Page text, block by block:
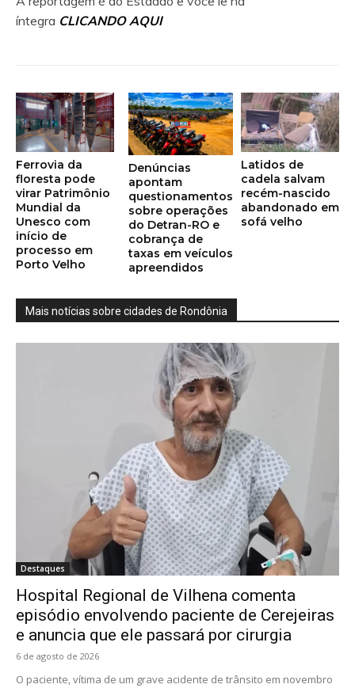
íntegra CLICANDO AQUI
Ferrovia da
floresta pode
virar Patrimônio
Mundial da
Unesco com
início de
processo em
Porto Velho
Denúncias
apontam
questionamentos
sobre operações
do Detran-RO e
cobrança de
taxas em veículos
apreendidos
Latidos de
cadela salvam
recém-nascido
abandonado em
sofá velho
Mais notícias sobre cidades de Rondônia
Destaques
Hospital Regional de Vilhena comenta
episódio envolvendo paciente de Cerejeiras
e anuncia que ele passará por cirurgia
6 de agosto de 2026
O paciente, vítima de um grave acidente de trânsito em novembro